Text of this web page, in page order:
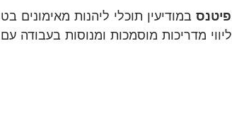
במודיעין תוכלי ליהנות מאימונים
מדריכות מוסמכות ומנוסות בעבודה